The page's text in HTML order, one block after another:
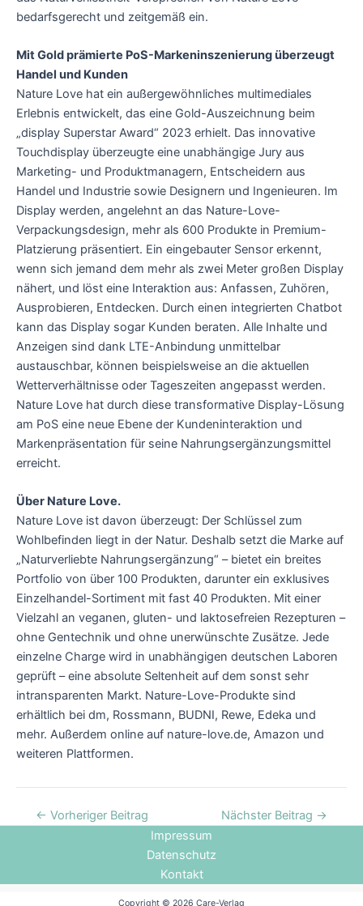
bedarfsgerecht und zeitgemäß ein.
Mit Gold prämierte PoS-Markeninszenierung überzeugt
Handel und Kunden
Nature Love hat ein außergewöhnliches multimediales
Erlebnis entwickelt, das eine Gold-Auszeichnung beim
„display Superstar Award“ 2023 erhielt. Das innovative
Touchdisplay überzeugte eine unabhängige Jury aus
Marketing- und Produktmanagern, Entscheidern aus
Handel und Industrie sowie Designern und Ingenieuren. Im
Display werden, angelehnt an das Nature-Love-
Verpackungsdesign, mehr als 600 Produkte in Premium-
Platzierung präsentiert. Ein eingebauter Sensor erkennt,
wenn sich jemand dem mehr als zwei Meter großen Display
nähert, und löst eine Interaktion aus: Anfassen, Zuhören,
Ausprobieren, Entdecken. Durch einen integrierten Chatbot
kann das Display sogar Kunden beraten. Alle Inhalte und
Anzeigen sind dank LTE-Anbindung unmittelbar
austauschbar, können beispielsweise an die aktuellen
Wetterverhältnisse oder Tageszeiten angepasst werden.
Nature Love hat durch diese transformative Display-Lösung
am PoS eine neue Ebene der Kundeninteraktion und
Markenpräsentation für seine Nahrungsergänzungsmittel
erreicht.
Über Nature Love.
Nature Love ist davon überzeugt: Der Schlüssel zum
Wohlbefinden liegt in der Natur. Deshalb setzt die Marke auf
„Naturverliebte Nahrungsergänzung“ – bietet ein breites
Portfolio von über 100 Produkten, darunter ein exklusives
Einzelhandel-Sortiment mit fast 40 Produkten. Mit einer
Vielzahl an veganen, gluten- und laktosefreien Rezepturen –
ohne Gentechnik und ohne unerwünschte Zusätze. Jede
einzelne Charge wird in unabhängigen deutschen Laboren
geprüft – eine absolute Seltenheit auf dem sonst sehr
intransparenten Markt. Nature-Love-Produkte sind
erhältlich bei dm, Rossmann, BUDNI, Rewe, Edeka und
mehr. Außerdem online auf nature-love.de, Amazon und
weiteren Plattformen.
← Vorheriger Beitrag Nächster Beitrag →
Impressum
Datenschutz
Kontakt
Copyright © 2026 Care-Verlag